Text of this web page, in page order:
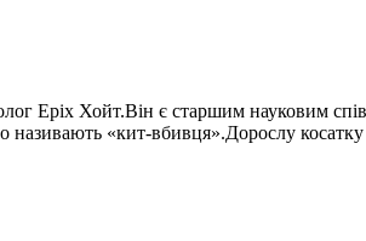
Еріх Хойт.Він є старшим науковим
називають «кит-вбивця».Дорослу